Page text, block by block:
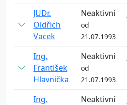
JUDr.
Oldřich
Vacek
Neaktivní
od
21.07.1993
Ing.
František
Hlavnička
Neaktivní
od
21.07.1993
Ing.
Neaktivní